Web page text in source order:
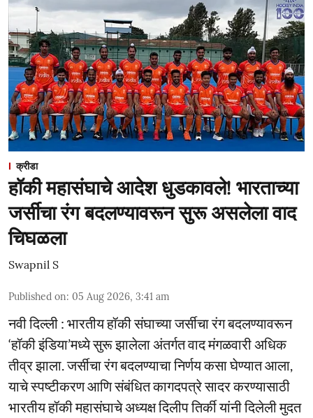
क्रीडा
हॉकी महासंघाचे आदेश धुडकावले! भारताच्या
जर्सीचा रंग बदलण्यावरून सुरू असलेला वाद
चिघळला
Swapnil S
Published on: 05 Aug 2026, 3:41 am
नवी दिल्ली : भारतीय हॉकी संघाच्या जर्सीचा रंग बदलण्यावरून
‘हॉकी इंडिया’मध्ये सुरू झालेला अंतर्गत वाद मंगळवारी अधिक
तीव्र झाला. जर्सीचा रंग बदलण्याचा निर्णय कसा घेण्यात आला,
याचे स्पष्टीकरण आणि संबंधित कागदपत्रे सादर करण्यासाठी
भारतीय हॉकी महासंघाचे अध्यक्ष दिलीप तिर्की यांनी दिलेली मुदत